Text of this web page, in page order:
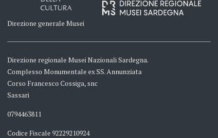
CULTURA
Direzione generale Musei
Direzione regionale Musei Nazionali Sardegna.
Complesso Monumentale ex SS. Annunziata
Corso Francesco Cossiga, snc
Sassari
0794463811
Codice Fiscale 92229210924